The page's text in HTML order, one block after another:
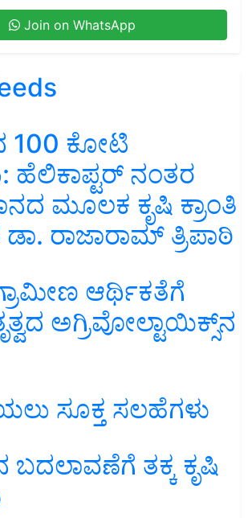
Join on WhatsApp
100 ಕೋಟಿ
ಹೆಲಿಕಾಪ್ಟರ್ ನಂತರ
ಮೂಲಕ ಕೃಷಿ ಕ್ರಾಂತಿ
ಡಾ. ರಾಜಾರಾಮ್ ತ್ರಿಪಾಠಿ
ಆರ್ಥಿಕತೆಗೆ
ಅಗ್ರಿವೋಲ್ಟಾಯಿಕ್ಸ್‌ನ
ಸೂಕ್ತ ಸಲಹೆಗಳು
ತಕ್ಕ ಕೃಷಿ